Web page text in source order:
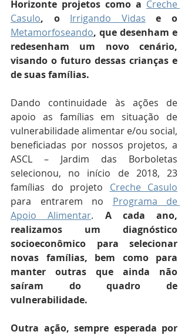
Horizonte projetos como a Creche
Casulo, o Irrigando Vidas
Metamorfoseando, que desenham e
redesenham um novo cenário,
visando o futuro dessas crianças e
de suas famílias.
Dando continuidade às ações de
apoio as famílias em situação de
vulnerabilidade alimentar e/ou social,
beneficiadas por nossos projetos, a
ASCL – Jardim das Borboletas
selecionou, no início de 2018, 23
famílias do projeto Creche Casulo
para entrarem no Programa de
Apoio Alimentar. A cada ano,
realizamos um diagnóstico
socioeconômico para selecionar
novas famílias, bem como para
manter outras que ainda não
saíram do quadro de
vulnerabilidade.
Outra ação, sempre esperada por